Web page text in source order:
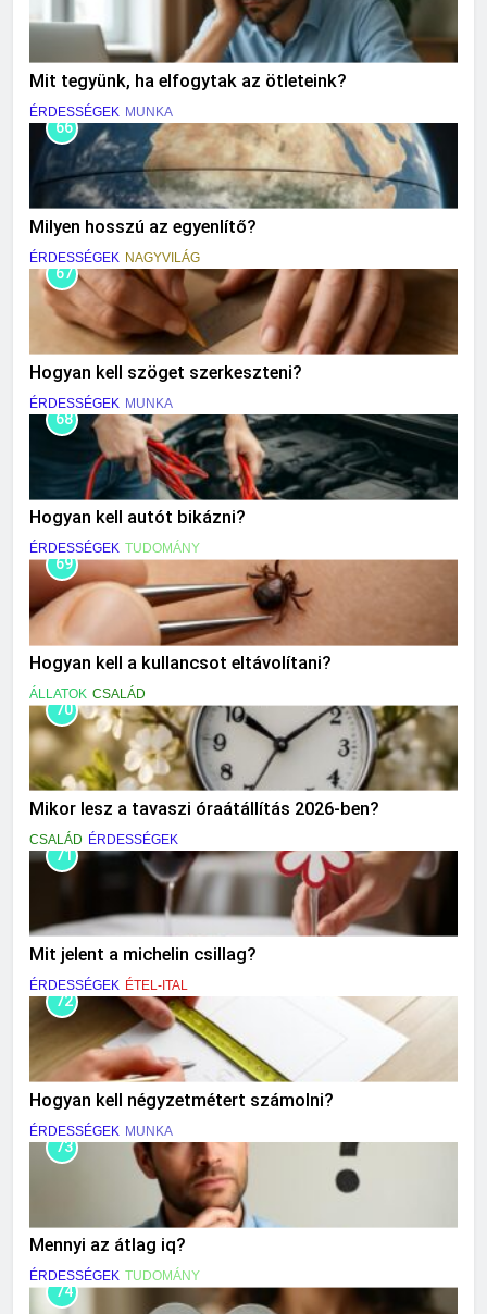
Mit tegyünk, ha elfogytak az ötleteink?
ÉRDESSÉGEK MUNKA
66
Milyen hosszú az egyenlítő?
ÉRDESSÉGEK NAGYVILÁG
67
Hogyan kell szöget szerkeszteni?
ÉRDESSÉGEK MUNKA
68
Hogyan kell autót bikázni?
ÉRDESSÉGEK TUDOMÁNY
69
Hogyan kell a kullancsot eltávolítani?
ÁLLATOK CSALÁD
70
Mikor lesz a tavaszi óraátállítás 2026-ben?
CSALÁD ÉRDESSÉGEK
71
Mit jelent a michelin csillag?
ÉRDESSÉGEK ÉTEL-ITAL
72
Hogyan kell négyzetmétert számolni?
ÉRDESSÉGEK MUNKA
73
Mennyi az átlag iq?
ÉRDESSÉGEK TUDOMÁNY
74